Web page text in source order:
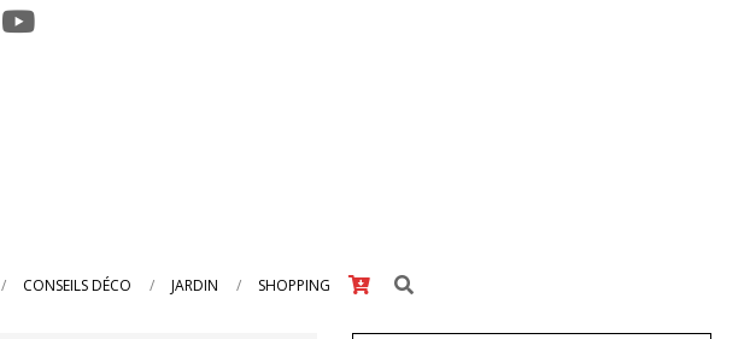
CONSEILS DÉCO JARDIN SHOPPING Search